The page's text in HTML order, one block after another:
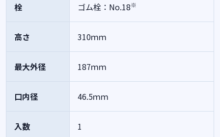
栓 ゴム栓：No.18※
高さ 310ｍｍ
最大外径 187ｍｍ
口内径 46.5ｍｍ
入数 1